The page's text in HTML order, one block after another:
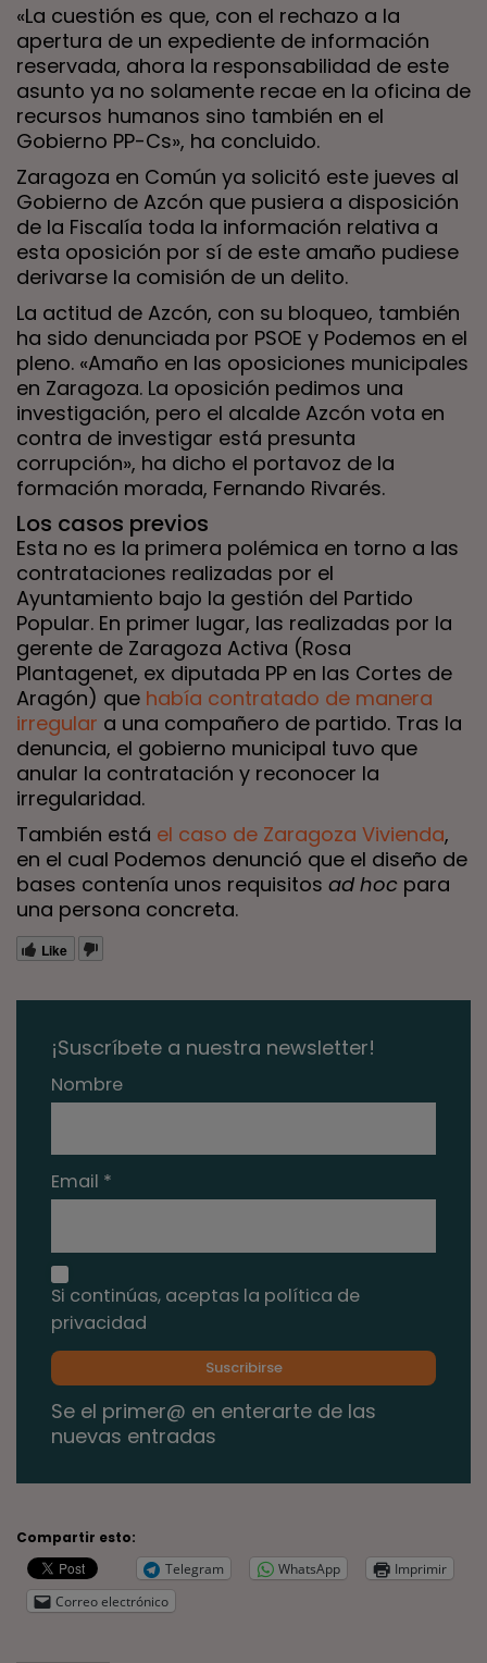
«La cuestión es que, con el rechazo a la
apertura de un expediente de información
reservada, ahora la responsabilidad de este
asunto ya no solamente recae en la oficina de
recursos humanos sino también en el
Gobierno PP-Cs», ha concluido.
Zaragoza en Común ya solicitó este jueves al
Gobierno de Azcón que pusiera a disposición
de la Fiscalía toda la información relativa a
esta oposición por sí de este amaño pudiese
derivarse la comisión de un delito.
La actitud de Azcón, con su bloqueo, también
ha sido denunciada por PSOE y Podemos en el
pleno. «Amaño en las oposiciones municipales
en Zaragoza. La oposición pedimos una
investigación, pero el alcalde Azcón vota en
contra de investigar está presunta
corrupción», ha dicho el portavoz de la
formación morada, Fernando Rivarés.
Los casos previos
Esta no es la primera polémica en torno a las
contrataciones realizadas por el
Ayuntamiento bajo la gestión del Partido
Popular. En primer lugar, las realizadas por la
gerente de Zaragoza Activa (Rosa
Plantagenet, ex diputada PP en las Cortes de
Aragón) que había contratado de manera
irregular a una compañero de partido. Tras la
denuncia, el gobierno municipal tuvo que
anular la contratación y reconocer la
irregularidad.
También está el caso de Zaragoza Vivienda,
en el cual Podemos denunció que el diseño de
bases contenía unos requisitos ad hoc para
una persona concreta.
Like
¡Suscríbete a nuestra newsletter!
Nombre
Email *
Si continúas, aceptas la política de
privacidad
Se el primer@ en enterarte de las
nuevas entradas
Compartir esto:
Telegram
WhatsApp
Imprimir
Correo electrónico